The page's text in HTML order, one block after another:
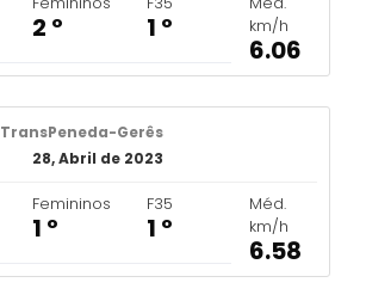
2 º 1 º
km/h
6.06
TransPeneda-Gerês
28, Abril de 2023
Femininos
1 º
F35
1 º
Méd.
km/h
6.58